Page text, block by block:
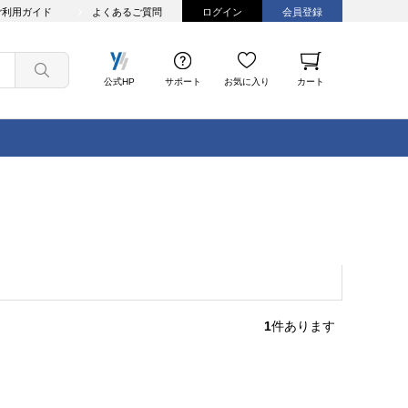
利用ガイド よくあるご質問 ログイン 会員登録
公式HP サポート お気に入り カート
1件あります